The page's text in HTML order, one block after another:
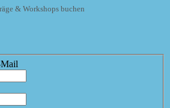
& Workshops buchen